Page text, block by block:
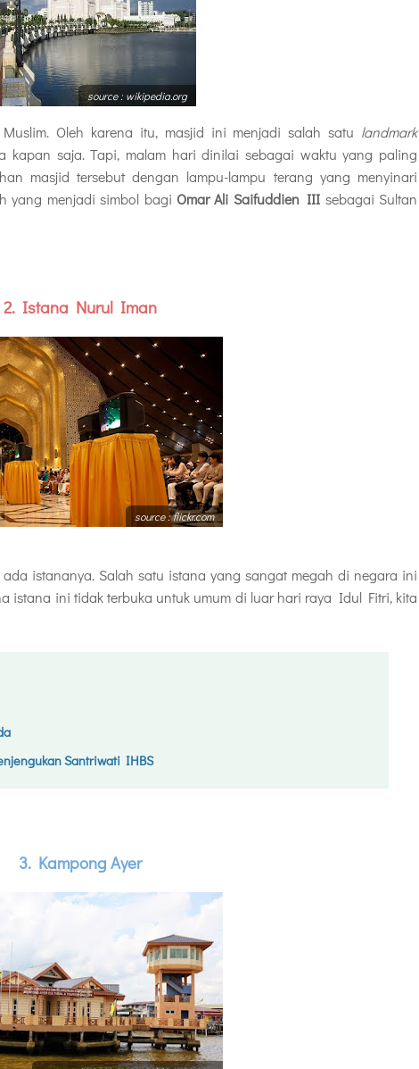
source : wikipedia.org
Oleh karena itu, masjid ini menjadi salah satu landmark
kapan saja. Tapi, malam hari dinilai sebagai waktu yang paling
masjid tersebut dengan lampu-lampu terang yang menyinari
yang menjadi simbol bagi Omar Ali Saifuddien III sebagai Sultan
2. Istana Nurul Iman
source : flickr.com
ada istananya. Salah satu istana yang sangat megah di negara ini
istana ini tidak terbuka untuk umum di luar hari raya Idul Fitri, kita
Santriwati IHBS
3. Kampong Ayer